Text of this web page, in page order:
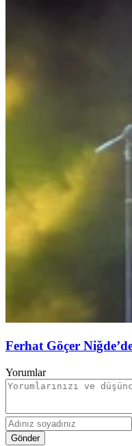
Ferhat Göçer
Yorumlar
Gönder